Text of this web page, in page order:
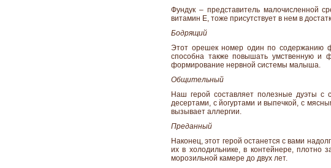
Фундук – представитель малочисленной
витамин Е, тоже присутствует в нем в
Бодрящий
Этот орешек номер один по содержанию
способна также повышать умственную и
формирование нервной системы малыша.
Общительный
Наш герой составляет полезные дуэты
десертами, с йогуртами и выпечкой, с
вызывает аллергии.
Преданный
Наконец, этот герой останется с вами
их в холодильнике, в контейнере, плотно
морозильной камере до двух лет.